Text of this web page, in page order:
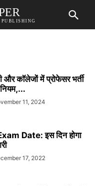
और काॅलेजों में प्रोफेसर भर्ती
11, 2024
Date: इस दिन होगा
17, 2022